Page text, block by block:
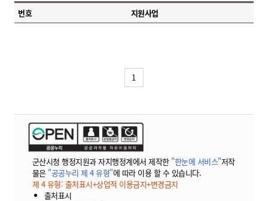
번호 지원사업
1
군산시청 행정지원과 자치행정계에서 제작한 "한눈에 서비스"저작
물은 "공공누리 제 4 유형"에 따라 이용 할 수 있습니다.
제 4 유형: 출처표시+상업적 이용금지+변경금지
출처표시